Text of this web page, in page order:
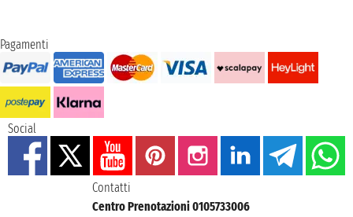
Pagamenti
Social
Contatti
Centro Prenotazioni 0105733006